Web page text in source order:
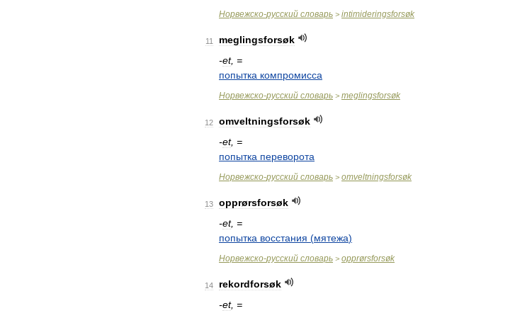
Норвежско-русский словарь > intimideringsforsøk
11
meglingsforsøk
-et, =
попытка компромисса
Норвежско-русский словарь > meglingsforsøk
12
omveltningsforsøk
-et, =
попытка переворота
Норвежско-русский словарь > omveltningsforsøk
13
opprørsforsøk
-et, =
попытка восстания (мятежа)
Норвежско-русский словарь > opprørsforsøk
14
rekordforsøk
-et, =